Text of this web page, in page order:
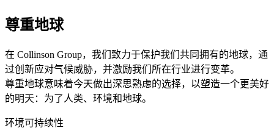
尊重地球
在 Collinson Group，我们致力于保护我们共同拥有的地球，通
过创新应对气候威胁，并激励我们所在行业进行变革。
尊重地球意味着今天做出深思熟虑的选择，以塑造一个更美好
的明天：为了人类、环境和地球。
环境可持续性